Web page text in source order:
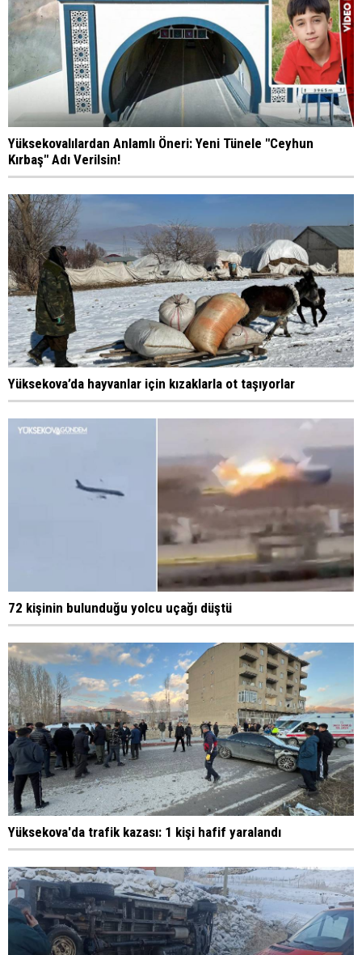
Yüksekovalılardan Anlamlı Öneri: Yeni Tünele "Ceyhun
Kırbaş" Adı Verilsin!
Yüksekova’da hayvanlar için kızaklarla ot taşıyorlar
72 kişinin bulunduğu yolcu uçağı düştü
Yüksekova'da trafik kazası: 1 kişi hafif yaralandı